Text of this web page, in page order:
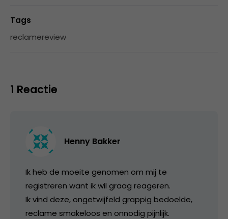
Tags
reclamereview
1 Reactie
Henny Bakker
Ik heb de moeite genomen om mij te
registreren want ik wil graag reageren.
Ik vind deze, ongetwijfeld grappig bedoelde,
reclame smakeloos en onnodig pijnlijk.